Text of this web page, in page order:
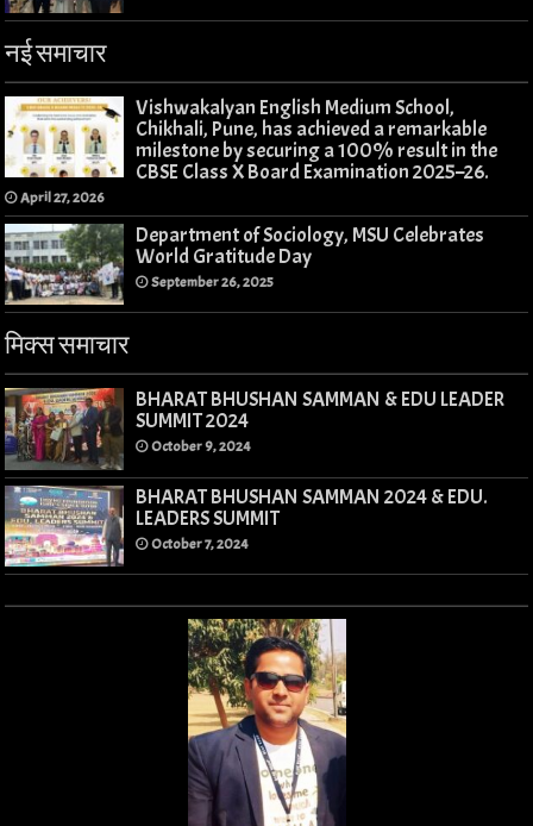
नई समाचार
Vishwakalyan English Medium School,
Chikhali, Pune, has achieved a remarkable
milestone by securing a 100% result in the
CBSE Class X Board Examination 2025–26.
April 27, 2026
Department of Sociology, MSU Celebrates
World Gratitude Day
September 26, 2025
मिक्स समाचार
BHARAT BHUSHAN SAMMAN & EDU LEADER
SUMMIT 2024
October 9, 2024
BHARAT BHUSHAN SAMMAN 2024 & EDU.
LEADERS SUMMIT
October 7, 2024